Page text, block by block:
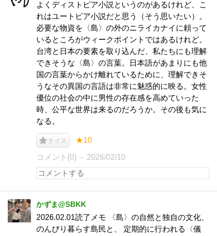
よくディストピア小説というのがあるけれど、こ
れはユートピア小説だと思う（そう思いたい）。
必要な物資を〈島〉の外のニライカナイに頼って
いるところがウィークポイントではあるけれど。
台湾と日本の要素を取り込んだ、私たちにも理解
できそうな〈島〉の言葉。日本語があまりにも他
国の言葉からかけ離れているために、理解できそ
うなその異国の言語は非常に魅惑的に映る。女性
優位の社会の中に男性の存在感を高めていった
時、公平な世界は来るのだろうか。その後も気に
なる。
ナイス ★10
コメント(0) 2026/02/10
かずま@SBKK
2026.02.01読了メモ 〈島〉の自然と独自の文化、
のんびり暮らす島民と、 定期的に行われる〈儀